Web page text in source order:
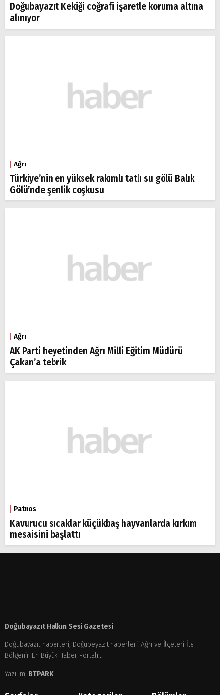
Doğubayazıt Kekiği coğrafi işaretle koruma altına
alınıyor
Ağrı
Türkiye’nin en yüksek rakımlı tatlı su gölü Balık
Gölü’nde şenlik coşkusu
Ağrı
AK Parti heyetinden Ağrı Milli Eğitim Müdürü
Çakan’a tebrik
Patnos
Kavurucu sıcaklar küçükbaş hayvanlarda kırkım
mesaisini başlattı
Doğubayazıt Halkın Sesi Gazetesi
Doğubayazıt haberleri, Doğubeyazıt haberleri, Ağrı ve İlçeleri İle
Bölgenin En Büyük Haber Portalı...
Yazılım: BTPARK